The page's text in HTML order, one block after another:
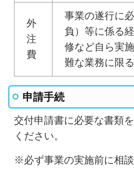
外
注
費
事業の遂行に
負）等に係る
修など自ら実
難な業務に限る
申請手続
交付申請書に必要な書類
ください。
※必ず事業の実施前に相